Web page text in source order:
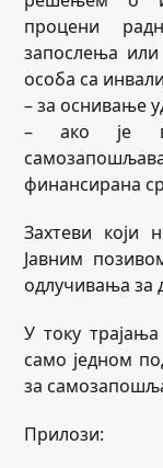
процени
запослења
особа са
– за оснивање
– ако је
финансирана
Захтеви који
Јавним
одлучивања за
У току
само једном
за
Прилози: